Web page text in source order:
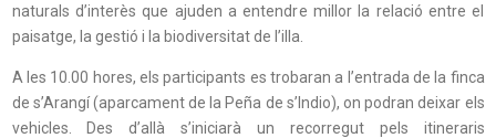
naturals d’interès que ajuden a entendre millor la relació entre el
paisatge, la gestió i la biodiversitat de l’illa.
A les 10.00 hores, els participants es trobaran a l’entrada de la finca
de s’Arangí (aparcament de la Peña de s’Indio), on podran deixar els
vehicles. Des d’allà s’iniciarà un recorregut pels itineraris